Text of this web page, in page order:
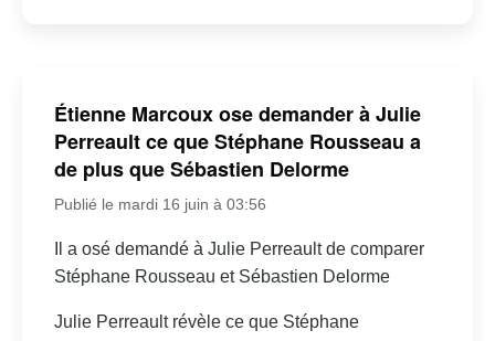
Étienne Marcoux ose demander à Julie
Perreault ce que Stéphane Rousseau a
de plus que Sébastien Delorme
Publié le mardi 16 juin à 03:56
Il a osé demandé à Julie Perreault de comparer
Stéphane Rousseau et Sébastien Delorme
Julie Perreault révèle ce que Stéphane